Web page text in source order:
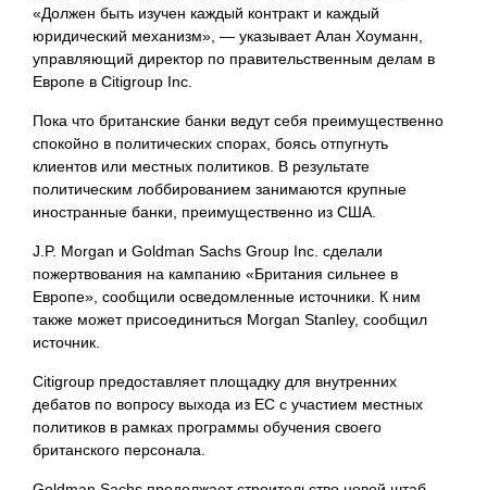
«Должен быть изучен каждый контракт и каждый
юридический механизм», — указывает Алан Хоуманн,
управляющий директор по правительственным делам в
Европе в Citigroup Inc.
Пока что британские банки ведут себя преимущественно
спокойно в политических спорах, боясь отпугнуть
клиентов или местных политиков. В результате
политическим лоббированием занимаются крупные
иностранные банки, преимущественно из США.
J.P. Morgan и Goldman Sachs Group Inc. сделали
пожертвования на кампанию «Британия сильнее в
Европе», сообщили осведомленные источники. К ним
также может присоединиться Morgan Stanley, сообщил
источник.
Citigroup предоставляет площадку для внутренних
дебатов по вопросу выхода из ЕС с участием местных
политиков в рамках программы обучения своего
британского персонала.